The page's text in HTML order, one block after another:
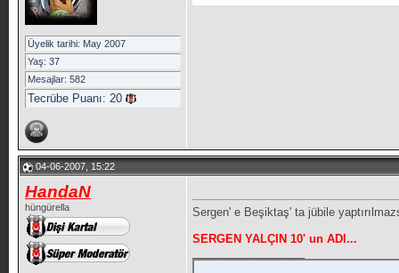
Üyelik tarihi: May 2007
Yaş: 37
Mesajlar: 582
Tecrübe Puanı: 20
04-06-2007, 15:22
HandaN
hüngürella
Sergen' e Beşiktaş' ta jübile
SERGEN YALÇIN 10' un ADI...